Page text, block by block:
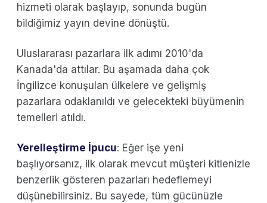
hizmeti olarak başlayıp, sonunda bugün
bildiğimiz yayın devine dönüştü.
Uluslararası pazarlara ilk adımı 2010'da
Kanada'da attılar. Bu aşamada daha çok
İngilizce konuşulan ülkelere ve gelişmiş
pazarlara odaklanıldı ve gelecekteki büyümenin
temelleri atıldı.
Yerelleştirme İpucu: Eğer işe yeni
başlıyorsanız, ilk olarak mevcut müşteri kitlenizle
benzerlik gösteren pazarları hedeflemeyi
düşünebilirsiniz. Bu sayede, tüm gücünüzle